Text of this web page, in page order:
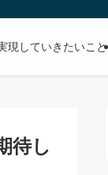
現していきたいこと
待し